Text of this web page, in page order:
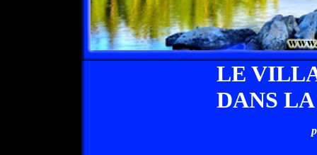
LE
DANS